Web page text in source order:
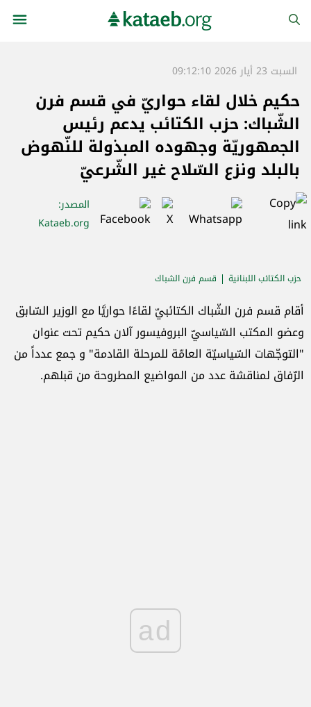
السبت 23 أيار 2026 09:12:10
حكيم خلال لقاء حواريّ في قسم فرن
الشّباك: حزب الكتائب يدعم رئيس
الجمهوريّة وجهوده المبذولة للنّهوض
بالبلد ونزع السّلاح غير الشّرعيّ
المصدر:
Kataeb.org
حزب الكتائب اللبنانية قسم فرن الشباك
أقام قسم فرن الشّباك الكتائبيّ لقاءًا حواريَّا مع الوزير السّابق
وعضو المكتب السّياسيّ البروفيسور آلان حكيم تحت عنوان
"التوجّهات السّياسيّة العامّة للمرحلة القادمة" و جمع عدداً من
الرّفاق لمناقشة عدد من المواضيع المطروحة من قبلهم.
ad